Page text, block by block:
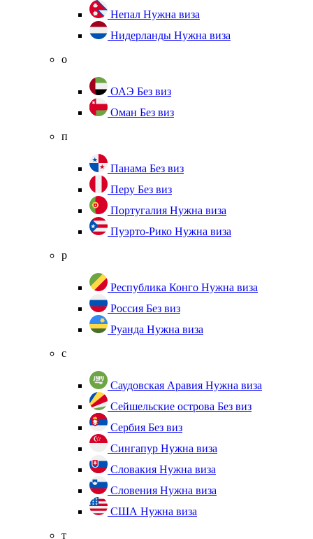
Непал Нужна виза
Нидерланды Нужна виза
о
ОАЭ Без виз
Оман Без виз
п
Панама Без виз
Перу Без виз
Португалия Нужна виза
Пуэрто-Рико Нужна виза
р
Республика Конго Нужна виза
Россия Без виз
Руанда Нужна виза
с
Саудовская Аравия Нужна виза
Сейшельские острова Без виз
Сербия Без виз
Сингапур Нужна виза
Словакия Нужна виза
Словения Нужна виза
США Нужна виза
т